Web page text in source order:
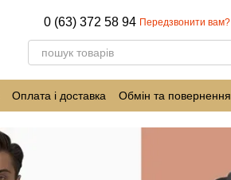
0 (63) 372 58 94 Передзвонити вам?
Оплата і доставка Обмін та повернення